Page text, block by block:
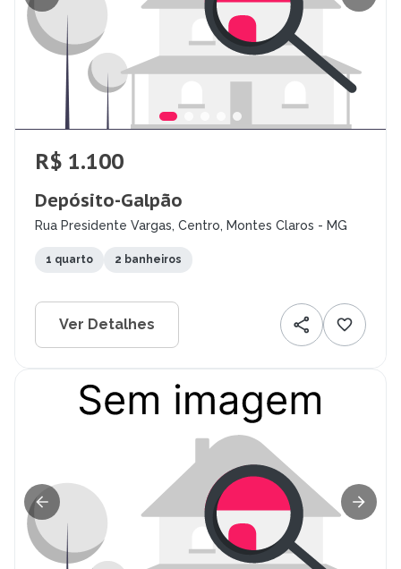
R$ 1.100
Depósito-Galpão
Rua Presidente Vargas, Centro, Montes Claros - MG
1 quarto 2 banheiros
Ver Detalhes